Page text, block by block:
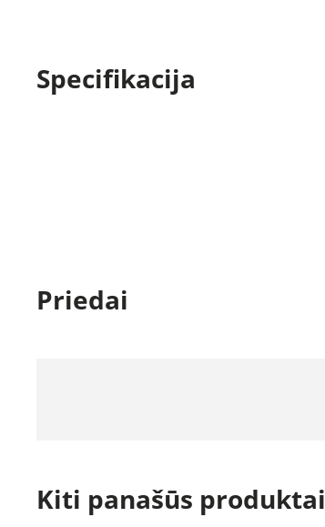
Specifikacija
Priedai
Kiti panašūs produktai